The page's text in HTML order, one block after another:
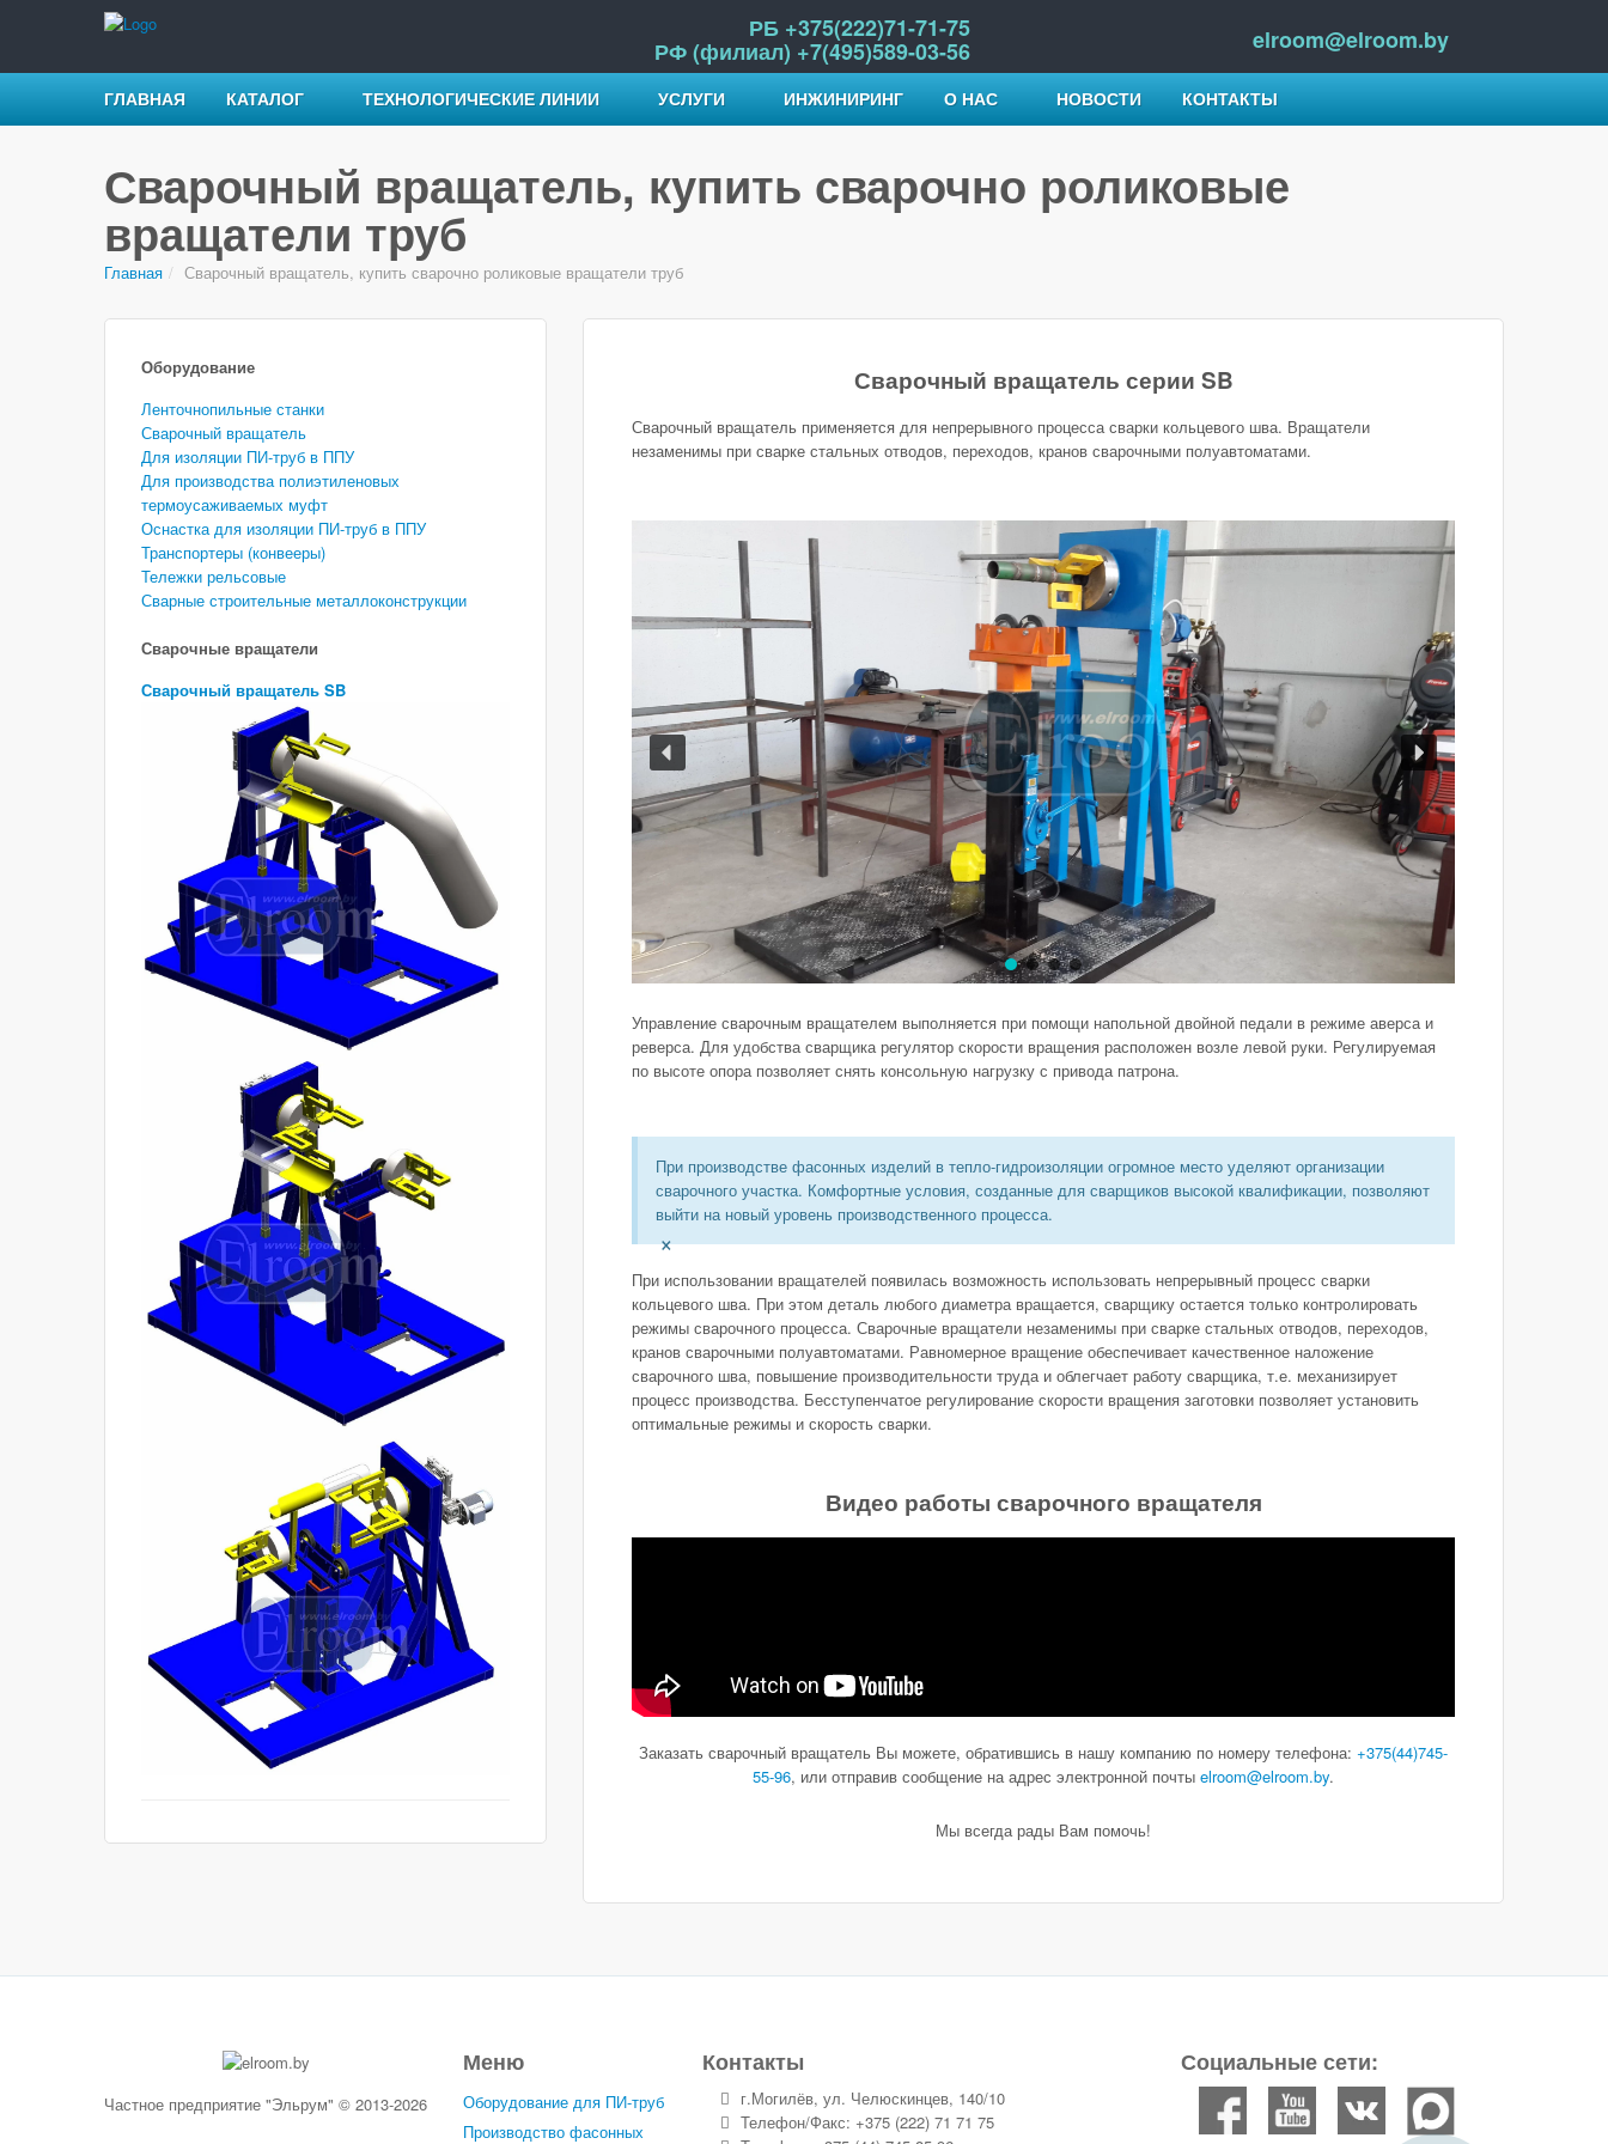
РБ +375(222)71-71-75
РФ (филиал) +7(495)589-03-56 elroom@elroom.by
ГЛАВНАЯ КАТАЛОГ ТЕХНОЛОГИЧЕСКИЕ ЛИНИИ УСЛУГИ ИНЖИНИРИНГ О НАС НОВОСТИ КОНТАКТЫ
Сварочный вращатель, купить сварочно роликовые
вращатели труб
Главная / Сварочный вращатель, купить сварочно роликовые вращатели труб
Оборудование
Ленточнопильные станки
Сварочный вращатель
Для изоляции ПИ-труб в ППУ
Для производства полиэтиленовых
термоусаживаемых муфт
Оснастка для изоляции ПИ-труб в ППУ
Транспортеры (конвееры)
Тележки рельсовые
Сварные строительные металлоконструкции
Сварочные вращатели
Сварочный вращатель SB
Сварочный вращатель серии SB
Сварочный вращатель применяется для непрерывного процесса сварки кольцевого шва. Вращатели
незаменимы при сварке стальных отводов, переходов, кранов сварочными полуавтоматами.
Управление сварочным вращателем выполняется при помощи напольной двойной педали в режиме аверса и
реверса. Для удобства сварщика регулятор скорости вращения расположен возле левой руки. Регулируемая
по высоте опора позволяет снять консольную нагрузку с привода патрона.
При производстве фасонных изделий в тепло-гидроизоляции огромное место уделяют организации
сварочного участка. Комфортные условия, созданные для сварщиков высокой квалификации, позволяют
выйти на новый уровень производственного процесса.
×
При использовании вращателей появилась возможность использовать непрерывный процесс сварки
кольцевого шва. При этом деталь любого диаметра вращается, сварщику остается только контролировать
режимы сварочного процесса. Сварочные вращатели незаменимы при сварке стальных отводов, переходов,
кранов сварочными полуавтоматами. Равномерное вращение обеспечивает качественное наложение
сварочного шва, повышение производительности труда и облегчает работу сварщика, т.е. механизирует
процесс производства. Бесступенчатое регулирование скорости вращения заготовки позволяет установить
оптимальные режимы и скорость сварки.
Видео работы сварочного вращателя
Заказать сварочный вращатель Вы можете, обратившись в нашу компанию по номеру телефона: +375(44)745-
55-96, или отправив сообщение на адрес электронной почты elroom@elroom.by.
Мы всегда рады Вам помочь!
Частное предприятие "Эльрум" © 2013-2026
Меню
Оборудование для ПИ-труб
Производство фасонных
Контакты
г.Могилёв, ул. Челюскинцев, 140/10
Телефон/Факс: +375 (222) 71 71 75
Социальные сети: